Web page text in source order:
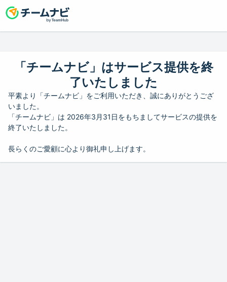
「チームナビ」はサービス提供を終
了いたしました
平素より「チームナビ」をご利用いただき、誠にありがとうござ
いました。
「チームナビ」は 2026年3月31日をもちましてサービスの提供を
終了いたしました。
長らくのご愛顧に心より御礼申し上げます。